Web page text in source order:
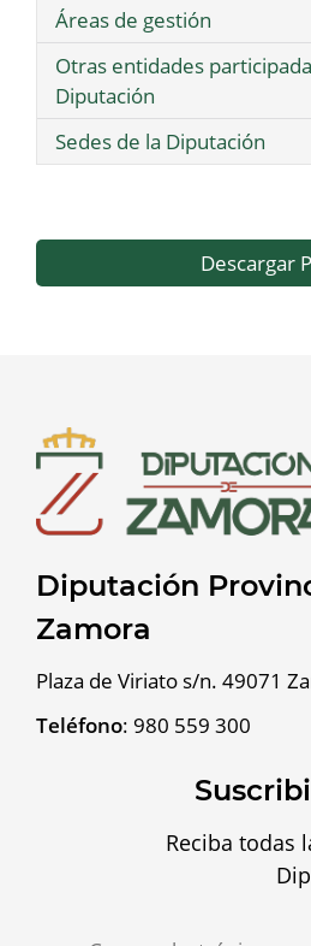
Áreas de gestión
Otras entidades
Diputación
Sedes de la Diputación
Descargar
Diputación
Zamora
Plaza de Viriato s/n. 49071
Teléfono: 980 559 300
Reciba todas